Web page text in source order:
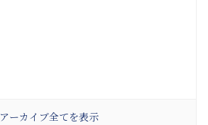
アーカイブ全てを表示